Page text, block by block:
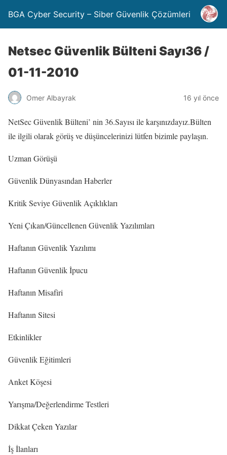
BGA Cyber Security – Siber Güvenlik Çözümleri
Netsec Güvenlik Bülteni Sayı36 /
01-11-2010
Omer Albayrak 16 yıl önce
NetSec Güvenlik Bülteni’ nin 36.Sayısı ile karşınızdayız.Bülten
ile ilgili olarak görüş ve düşüncelerinizi lütfen bizimle paylaşın.
Uzman Görüşü
Güvenlik Dünyasından Haberler
Kritik Seviye Güvenlik Açıklıkları
Yeni Çıkan/Güncellenen Güvenlik Yazılımları
Haftanın Güvenlik Yazılımı
Haftanın Güvenlik İpucu
Haftanın Misafiri
Haftanın Sitesi
Etkinlikler
Güvenlik Eğitimleri
Anket Köşesi
Yarışma/Değerlendirme Testleri
Dikkat Çeken Yazılar
İş İlanları